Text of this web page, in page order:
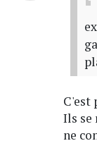
C'est
Ils se
ne